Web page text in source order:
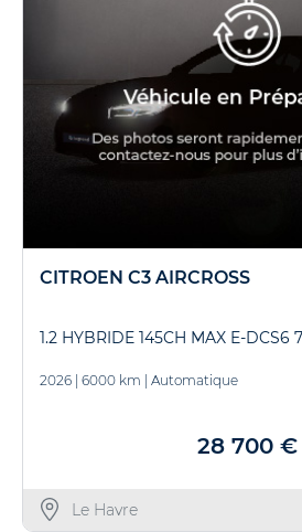
CITROEN C3 AIRCROSS
1.2 HYBRIDE 145CH MAX E-DCS6
2026 6000 km Automatique
28 700 €
Le Havre